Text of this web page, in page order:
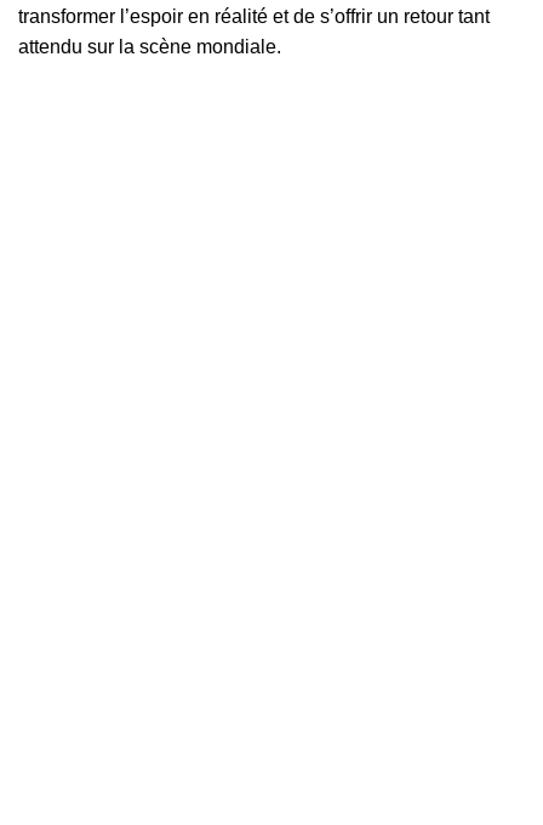
transformer l’espoir en réalité et de s’offrir un retour tant
attendu sur la scène mondiale.